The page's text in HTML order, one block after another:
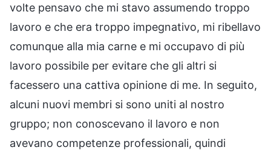
volte pensavo che mi stavo assumendo troppo
lavoro e che era troppo impegnativo, mi ribellavo
comunque alla mia carne e mi occupavo di più
lavoro possibile per evitare che gli altri si
facessero una cattiva opinione di me. In seguito,
alcuni nuovi membri si sono uniti al nostro
gruppo; non conoscevano il lavoro e non
avevano competenze professionali, quindi